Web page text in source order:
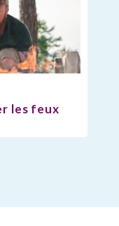
les feux